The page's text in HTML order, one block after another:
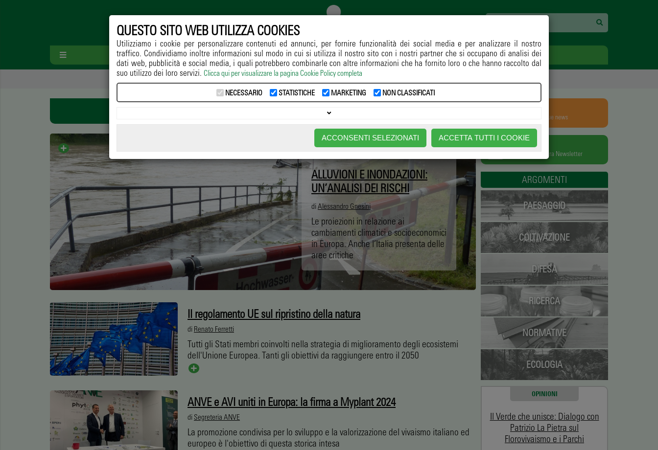
HOME PAESAGGIO COLTIVAZIONE DIFESA RICERCA NORMATIVE ECOLOGIA OPINIONI
Home -> unione europea
ALLUVIONI E INONDAZIONI:
UN’ANALISI DEI RISCHI
diAlessandro Gnesini
Le proiezioni in relazione ai
cambiamenti climatici e socioeconomici
in Europa. Anche l’Italia presenta delle
aree critiche
Il regolamento UE sul ripristino della natura
di Renato Ferretti
Tutti gli Stati membri coinvolti nella strategia di miglioramento degli ecosistemi
dell'Unione Europea. Tanti gli obiettivi da raggiungere entro il 2050
ANVE e AVI uniti in Europa: la firma a Myplant 2024
di Segreteria ANVE
La promozione condivisa per lo sviluppo e la valorizzazione del vivaismo italiano ed
europeo è l'obiettivo di questa storica intesa
Aggiungili alle tue news
NEWSLETTER
Iscriviti alla nostra Newsletter
ARGOMENTI
PAESAGGIO
COLTIVAZIONE
DIFESA
RICERCA
NORMATIVE
ECOLOGIA
OPINIONI
Il Verde che unisce: Dialogo con
Patrizio La Pietra sul
Florovivaismo e i Parchi
QUESTO SITO WEB UTILIZZA COOKIES
Utilizziamo i cookie per personalizzare contenuti ed annunci, per fornire funzionalità dei social media e per analizzare il nostro
traffico. Condividiamo inoltre informazioni sul modo in cui si utilizza il nostro sito con i nostri partner che si occupano di analisi dei
dati web, pubblicità e social media, i quali potrebbero combinarle con altre informazioni che ha fornito loro o che hanno raccolto dal
suo utilizzo dei loro servizi. Clicca qui per visualizzare la pagina Cookie Policy completa
NECESSARIO STATISTICHE MARKETING NON CLASSIFICATI
ACCONSENTI SELEZIONATI ACCETTA TUTTI I COOKIE